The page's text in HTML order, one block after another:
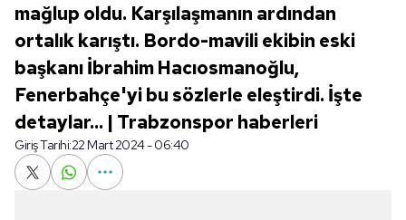
mağlup oldu. Karşılaşmanın ardından
ortalık karıştı. Bordo-mavili ekibin eski
başkanı İbrahim Hacıosmanoğlu,
Fenerbahçe'yi bu sözlerle eleştirdi. İşte
detaylar... | Trabzonspor haberleri
Giriş Tarihi:22 Mart 2024 - 06:40